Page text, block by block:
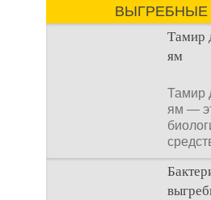
Тамир
ям
Тамир
ям —